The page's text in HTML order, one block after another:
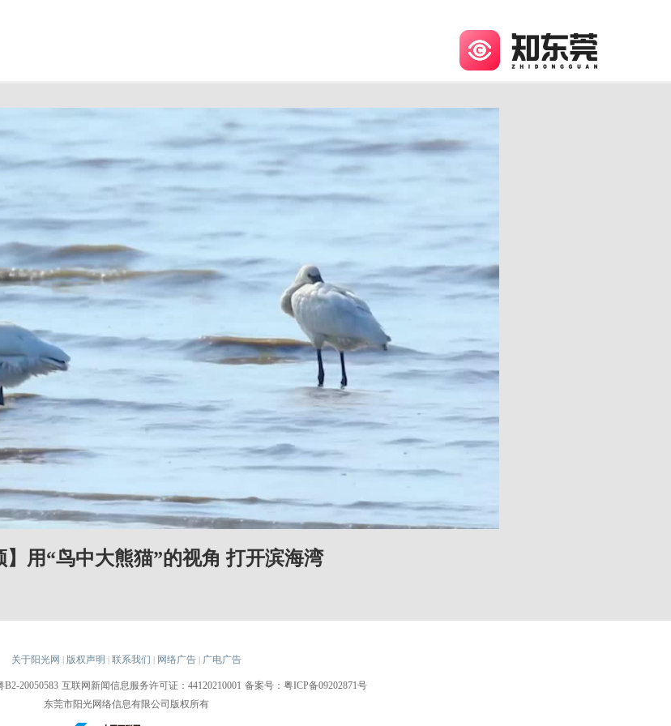
】用“鸟中大熊猫”的视角 打开滨海湾
关于阳光网 | 版权声明 | 联系我们 | 网络广告 | 广电广告
20050583 互联网新闻信息服务许可证：44120210001 备案号：粤ICP备09202871号
东莞市阳光网络信息有限公司版权所有